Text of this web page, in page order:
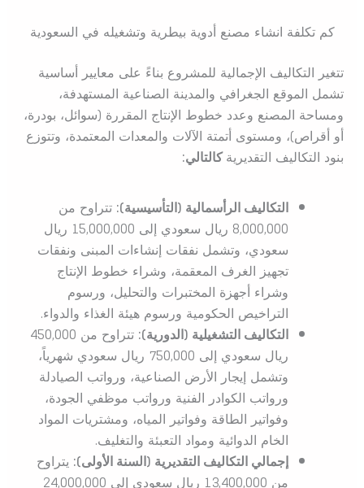
كم تكلفة انشاء مصنع أدوية بيطرية وتشغيله في السعودية
تتغير التكاليف الإجمالية للمشروع بناءً على معايير أساسية
تشمل الموقع الجغرافي والمدينة الصناعية المستهدفة،
ومساحة المصنع وعدد خطوط الإنتاج المقررة (سوائل، بودرة،
أو أقراص)، ومستوى أتمتة الآلات والمعدات المعتمدة، وتتوزع
بنود التكاليف التقديريةكالتالي:
التكاليف الرأسمالية (التأسيسية):تتراوح من
8,000,000 ريال سعودي إلى 15,000,000 ريال
سعودي، وتشمل نفقات إنشاءات المبنى ونفقات
تجهيز الغرف المعقمة، وشراء خطوط الإنتاج
وشراء أجهزة المختبرات والتحليل، ورسوم
التراخيص الحكومية ورسوم هيئة الغذاء والدواء.
التكاليف التشغيلية (الدورية):
تتراوح من 450,000
ريال سعودي إلى 750,000 ريال سعودي شهرياً،
وتشمل إيجار الأرض الصناعية، ورواتب الصيادلة
ورواتب الكوادر الفنية ورواتب موظفي الجودة،
وفواتير الطاقة وفواتير المياه، ومشتريات المواد
الخام الدوائية ومواد التعبئة والتغليف.
إجمالي التكاليف التقديرية (السنة الأولى):يتراوح
من 13,400,000 ريال سعودي إلى 24,000,000